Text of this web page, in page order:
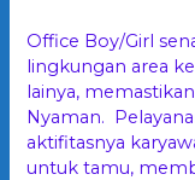
Office Boy/Girl
lingkungan area
lainya,
Nyaman.
aktifitasnya
untuk tamu,